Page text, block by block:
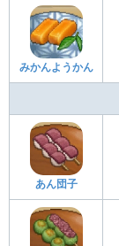
みかんようかん
あん団子